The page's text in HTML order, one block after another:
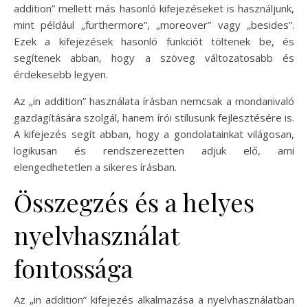
addition” mellett más hasonló kifejezéseket is használjunk,
mint például „furthermore”, „moreover” vagy „besides”.
Ezek a kifejezések hasonló funkciót töltenek be, és
segítenek abban, hogy a szöveg változatosabb és
érdekesebb legyen.
Az „in addition” használata írásban nemcsak a mondanivaló
gazdagítására szolgál, hanem írói stílusunk fejlesztésére is.
A kifejezés segít abban, hogy a gondolatainkat világosan,
logikusan és rendszerezetten adjuk elő, ami
elengedhetetlen a sikeres írásban.
Összegzés és a helyes
nyelvhasználat
fontossága
Az „in addition” kifejezés alkalmazása a nyelvhasználatban